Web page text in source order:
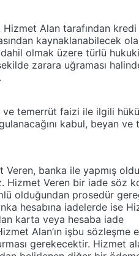
Alan tarafından kredi
kaynaklanabilecek
dahil olmak üzere türlü
zarara uğraması
temerrüt faizi ile ilgili
kabul, beyan ve
Veren, banka ile yapmış
Hizmet Veren bir iade söz
olduğundan prosedür
hesabına iadelerde ise
karta veya hesaba iade
Alan’ın işbu sözleşme
gerekecektir. Hizmet